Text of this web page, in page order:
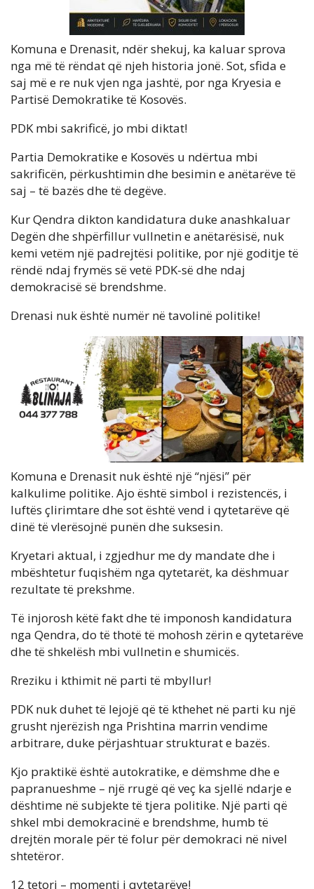
Komuna e Drenasit, ndër shekuj, ka kaluar sprova
nga më të rëndat që njeh historia jonë. Sot, sfida e
saj më e re nuk vjen nga jashtë, por nga Kryesia e
Partisë Demokratike të Kosovës.
PDK mbi sakrificë, jo mbi diktat!
Partia Demokratike e Kosovës u ndërtua mbi
sakrificën, përkushtimin dhe besimin e anëtarëve të
saj – të bazës dhe të degëve.
Kur Qendra dikton kandidatura duke anashkaluar
Degën dhe shpërfillur vullnetin e anëtarësisë, nuk
kemi vetëm një padrejtësi politike, por një goditje të
rëndë ndaj frymës së vetë PDK-së dhe ndaj
demokracisë së brendshme.
Drenasi nuk është numër në tavolinë politike!
Komuna e Drenasit nuk është një “njësi” për
kalkulime politike. Ajo është simbol i rezistencës, i
luftës çlirimtare dhe sot është vend i qytetarëve që
dinë të vlerësojnë punën dhe suksesin.
Kryetari aktual, i zgjedhur me dy mandate dhe i
mbështetur fuqishëm nga qytetarët, ka dëshmuar
rezultate të prekshme.
Të injorosh këtë fakt dhe të imponosh kandidatura
nga Qendra, do të thotë të mohosh zërin e qytetarëve
dhe të shkelësh mbi vullnetin e shumicës.
Rreziku i kthimit në parti të mbyllur!
PDK nuk duhet të lejojë që të kthehet në parti ku një
grusht njerëzish nga Prishtina marrin vendime
arbitrare, duke përjashtuar strukturat e bazës.
Kjo praktikë është autokratike, e dëmshme dhe e
papranueshme – një rrugë që veç ka sjellë ndarje e
dështime në subjekte të tjera politike. Një parti që
shkel mbi demokracinë e brendshme, humb të
drejtën morale për të folur për demokraci në nivel
shtetëror.
12 tetori – momenti i qytetarëve!